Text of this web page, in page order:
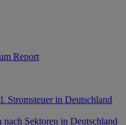
Report
Stromsteuer in Deutschland
nach Sektoren in Deutschland